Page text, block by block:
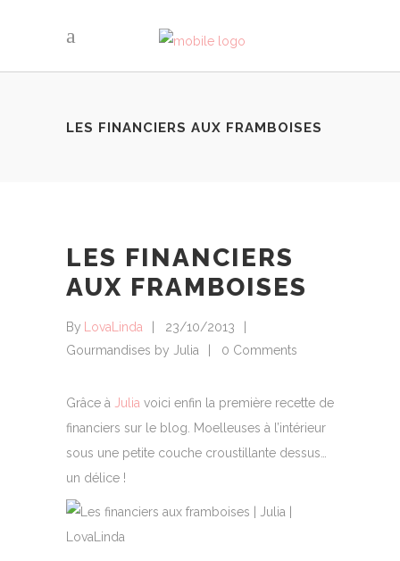
LES FINANCIERS AUX FRAMBOISES
LES FINANCIERS
AUX FRAMBOISES
By LovaLinda
23/10/2013
Gourmandises by Julia
0 Comments
Grâce à Julia voici enfin la première recette de
financiers sur le blog. Moelleuses à l’intérieur
sous une petite couche croustillante dessus…
un délice !